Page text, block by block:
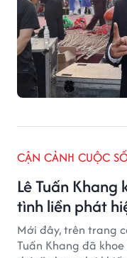
Lê Tuấn
tình liền phát
CẬN CẢNH CUỘC
Mới đây, trên trang
Tuấn Khang đã